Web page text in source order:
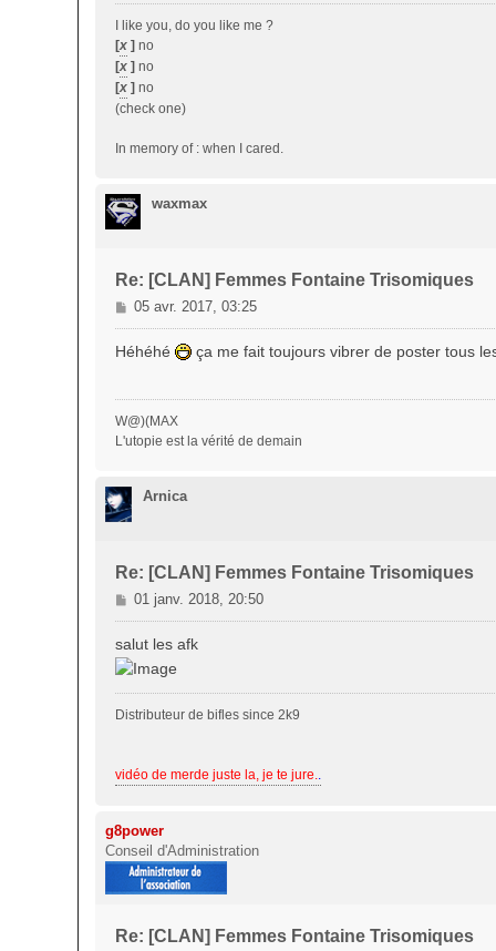
g
e
I like you, do you like me ?
[x ] no
[x ] no
[x ] no
(check one)
In memory of : when I cared.
waxmax
Re: [CLAN] Femmes Fontaine Trisomiques
M
e
s
g
e
05 avr. 2017, 03:25
Héhéhé ça me fait toujours vibrer de poster tous
W@)(MAX
L'utopie est la vérité de demain
Arnica
Re: [CLAN] Femmes Fontaine Trisomiques
M
e
s
s
a
g
e
01 janv. 2018, 20:50
salut les afk
Distributeur de bifles since 2k9
vidéo de merde juste la, je te jure.
g8power
Conseil d'Administration
Re: [CLAN] Femmes Fontaine Trisomiques